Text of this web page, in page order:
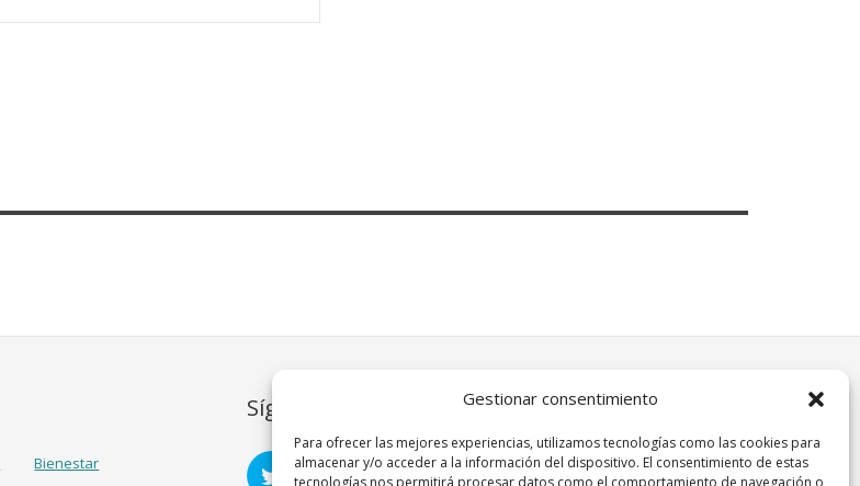
Gestionar consentimiento
Para ofrecer las mejores experiencias, utilizamos tecnologías como las cookies para
almacenar y/o acceder a la información del dispositivo. El consentimiento de estas
tecnologías nos permitirá procesar datos como el comportamiento de navegación o
Bienestar
Síguenos